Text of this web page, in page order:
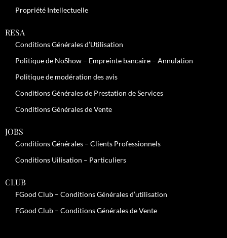
Propriété Intellectuelle
RESA
Conditions Générales d’Utilisation
Politique de NoShow – Empreinte bancaire – Annulation
Politique de modération des avis
Conditions Générales de Prestation de Services
Conditions Générales de Vente
JOBS
Conditions Générales – Clients Professionnels
Conditions Uilisation – Particuliers
CLUB
FGood Club – Conditions Générales d’utilisation
FGood Club – Conditions Générales de Vente